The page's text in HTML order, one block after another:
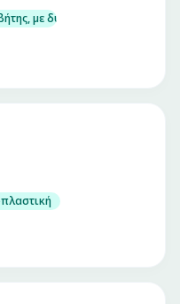
υπερηχογραφικού ελέγχου
με δυνατότητα μέτρησης